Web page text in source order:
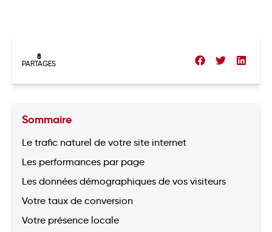
8
PARTAGES
Sommaire
Le trafic naturel de votre site internet
Les performances par page
Les données démographiques de vos visiteurs
Votre taux de conversion
Votre présence locale